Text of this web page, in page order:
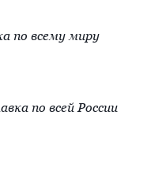
по всему миру
по всей России